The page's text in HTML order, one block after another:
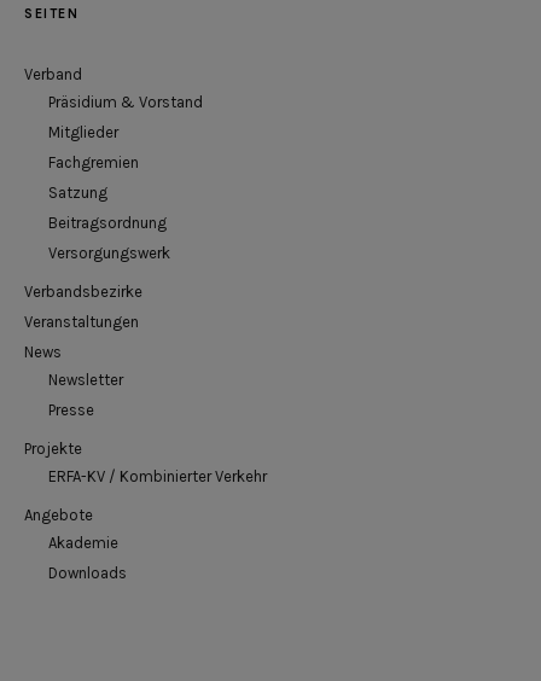
SEITEN
Verband
Präsidium & Vorstand
Mitglieder
Fachgremien
Satzung
Beitragsordnung
Versorgungswerk
Verbandsbezirke
Veranstaltungen
News
Newsletter
Presse
Projekte
ERFA-KV / Kombinierter Verkehr
Angebote
Akademie
Downloads